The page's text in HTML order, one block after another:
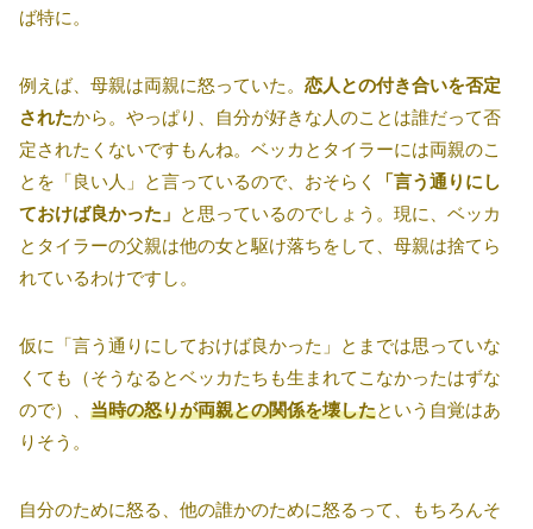
ば特に。
例えば、母親は両親に怒っていた。 恋人との付き合いを否定
されたから。やっぱり、自分が好きな人のことは誰だって否
定されたくないですもんね。ベッカとタイラーには両親のこ
とを「良い人」と言っているので、おそらく
「言う通りにし
ておけば良かった」 と思っているのでしょう。現に、ベッカ
とタイラーの父親は他の女と駆け落ちをして、母親は捨てら
れているわけですし。
仮に「言う通りにしておけば良かった」とまでは思っていな
くても（そうなるとベッカたちも生まれてこなかったはずな
ので）、 当時の怒りが両親との関係を壊したという自覚はあ
りそう。
自分のために怒る、他の誰かのために怒るって、もちろんそ